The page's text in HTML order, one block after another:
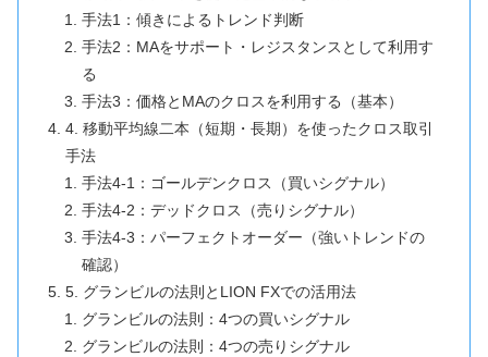
手法1：傾きによるトレンド判断
手法2：MAをサポート・レジスタンスとして利用す
る
手法3：価格とMAのクロスを利用する（基本）
4. 移動平均線二本（短期・長期）を使ったクロス取引
手法
手法4-1：ゴールデンクロス（買いシグナル）
手法4-2：デッドクロス（売りシグナル）
手法4-3：パーフェクトオーダー（強いトレンドの
確認）
5. グランビルの法則とLION FXでの活用法
グランビルの法則：4つの買いシグナル
グランビルの法則：4つの売りシグナル